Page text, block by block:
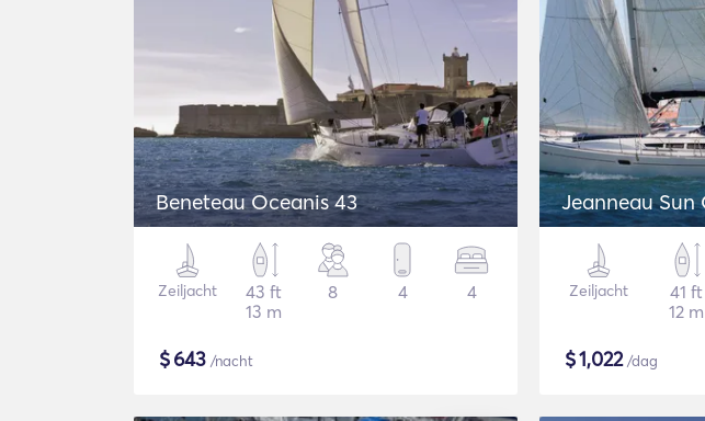
Beneteau Oceanis 43
Zeiljacht
43 ft
13 m
8 4 4
$643 /nacht
Jeanneau Sun
Zeiljacht
41 ft
12 m
$1,022/dag